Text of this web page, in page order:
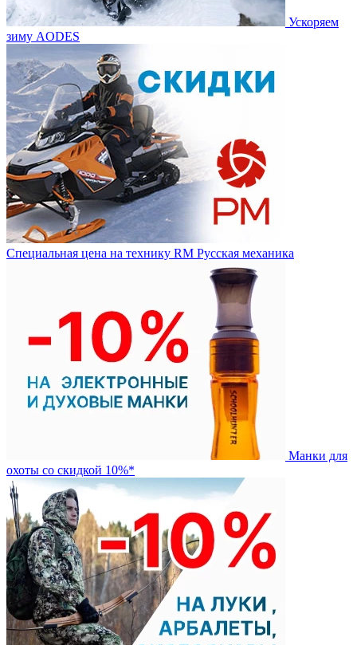
Ускоряем
зиму AODES
Специальная цена на технику RM Русская механика
Манки для
охоты со скидкой 10%*